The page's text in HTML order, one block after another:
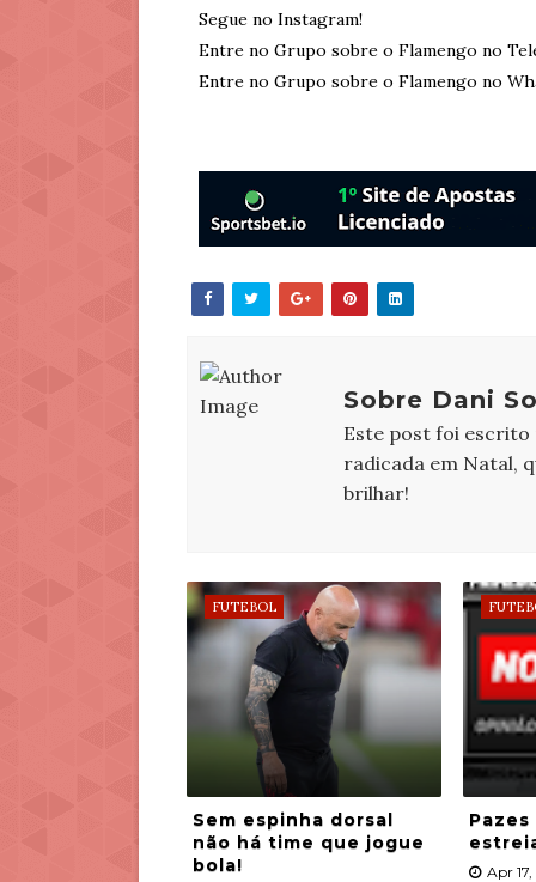
Segue no Instagram!
Entre no Grupo sobre o Flamengo no
Entre no Grupo sobre o Flamengo no
Sobre Dani
Este post foi escrito
radicada em Natal,
brilhar!
FUTEBOL
Sem espinha dorsal
não há time que jogue
bola!
Apr